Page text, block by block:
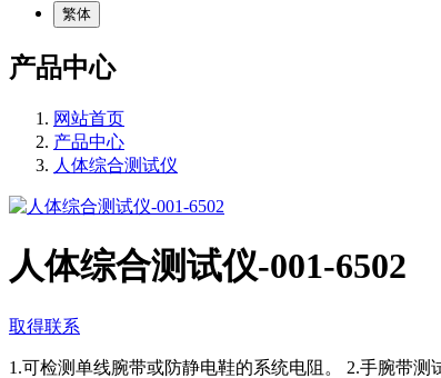
繁体
产品中心
网站首页
产品中心
人体综合测试仪
人体综合测试仪-001-6502
取得联系
1.可检测单线腕带或防静电鞋的系统电阻。 2.手腕带